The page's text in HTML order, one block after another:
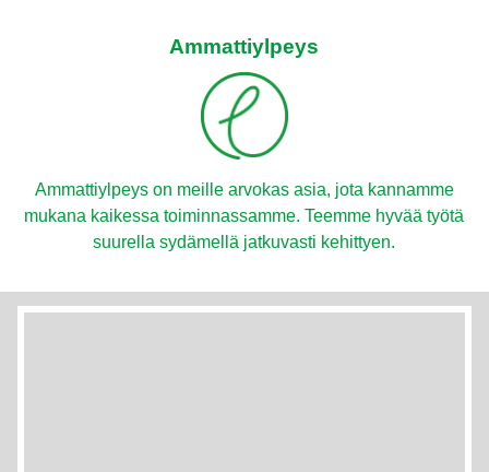
Ammattiylpeys
Ammattiylpeys on meille arvokas asia, jota kannamme
mukana kaikessa toiminnassamme. Teemme hyvää työtä
suurella sydämellä jatkuvasti kehittyen.